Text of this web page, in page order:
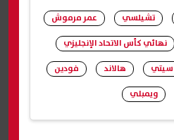
تشيلسي
عمر مرموش
نهائي كأس الاتحاد الإنجليزي
سيتي
هالاند
فودين
ويمبلي